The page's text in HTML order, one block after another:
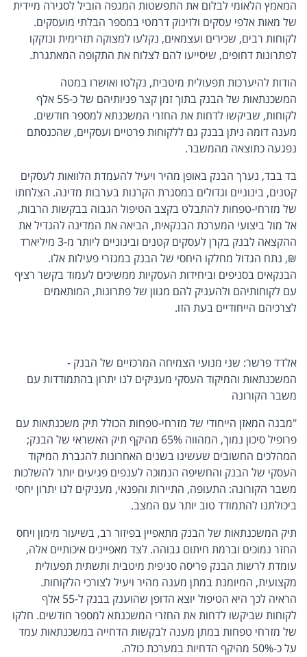
המאמץ הלאומי לבלום את התפשטות המגפה הוביל לסגירה מיידית
של מאות אלפי עסקים ולזינוק דרמטי במספר הבלתי מועסקים.
לקוחות רבים, שכירים ועצמאים, נקלעו למצוקה תזרימית ונזקקו
לפתרונות דחופים, שיסייעו להם לצלוח את התקופה המאתגרת.
הודות להיערכות תפעולית מיטבית, נקלטו ואושרו במטה
המשכנתאות של הבנק בתוך זמן קצר פניותיהם של כ-55 אלף
לקוחות, שביקשו לדחות את החזרי המשכנתא למספר חודשים.
מענה דומה ניתן בבנק גם ללקוחות פרטיים ועסקיים, שהכנסתם
נפגעה כתוצאה מהמשבר.
בד בבד, נערך הבנק באופן מהיר ויעיל להעמדת הלוואות לעסקים
קטנים, בינוניים וגדולים במסגרת הקרנות בערבות מדינה. הצלחתו
של מזרחי-טפחות להתבלט בקצב הטיפול הגבוה בבקשות הרבות,
אל מול ביצועי המערכת הבנקאית, הביאה את המדינה להגדיל את
ההקצאה לבנק בקרן לעסקים קטנים ובינוניים ליותר מ-3 מיליארד
₪, נתח הגדול מחלקו היחסי של הבנק במגזרי פעילות אלו.
הבנקאים בסניפים וביחידות העסקיות ממשיכים לעמוד בקשר רציף
עם לקוחותיהם ולהעניק להם מגוון של פתרונות, המותאמים
לצרכיהם הייחודיים בעת הזו.
אלדד פרשר: שני מנועי הצמיחה המרכזיים של הבנק -
המשכנתאות והמיקוד העסקי מעניקים לנו יתרון בהתמודדות עם
משבר הקורונה
"מבנה המאזן הייחודי של מזרחי-טפחות הכולל תיק משכנתאות עם
פרופיל סיכון נמוך, המהווה 65% מהיקף תיק האשראי של הבנק;
המהלכים החשובים שעשינו בשנים האחרונות להגברת המיקוד
העסקי של הבנק והחשיפה הנמוכה לענפים פגיעים יותר להשלכות
משבר הקורונה: התעופה, התיירות והפנאי, מעניקים לנו יתרון יחסי
ביכולתנו להתמודד טוב יותר עם המצב.
תיק המשכנתאות של הבנק מתאפיין בפיזור רב, בשיעור מימון ויחס
החזר נמוכים וברמת חיתום גבוהה. לצד מאפיינים איכותיים אלה,
עומדת לרשות הבנק פריסה סניפית מיטבית ותשתית תפעולית
מקצועית, המיומנת במתן מענה מהיר ויעיל לצורכי הלקוחות.
הראיה לכך היא הטיפול יוצא הדופן שהוענק בבנק ל-55 אלף
לקוחות שביקשו לדחות את החזרי המשכנתא למספר חודשים. חלקו
של מזרחי טפחות במתן מענה לבקשות הדחייה במשכנתאות עמד
על כ-50% מהיקף הדחיות במערכת כולה.